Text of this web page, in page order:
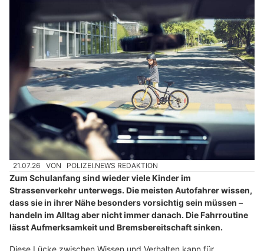
21.07.26 VON POLIZEI.NEWS REDAKTION
Zum Schulanfang sind wieder viele Kinder im
Strassenverkehr unterwegs. Die meisten Autofahrer wissen,
dass sie in ihrer Nähe besonders vorsichtig sein müssen –
handeln im Alltag aber nicht immer danach. Die Fahrroutine
lässt Aufmerksamkeit und Bremsbereitschaft sinken.
Diese Lücke zwischen Wissen und Verhalten kann für